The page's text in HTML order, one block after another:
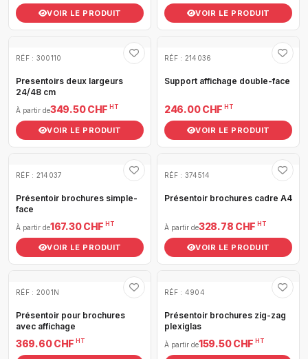
VOIR LE PRODUIT VOIR LE PRODUIT
RÉF : 300110
Presentoirs deux largeurs
24/48 cm
À partir de349.50 CHF HT
VOIR LE PRODUIT
RÉF : 214036
Support affichage double-face
246.00 CHF HT
VOIR LE PRODUIT
RÉF : 214037
Présentoir brochures simple-
face
À partir de167.30 CHF HT
VOIR LE PRODUIT
RÉF : 374514
Présentoir brochures cadre A4
À partir de328.78 CHF HT
VOIR LE PRODUIT
RÉF : 2001N
Présentoir pour brochures
avec affichage
369.60 CHF HT
RÉF : 4904
Présentoir brochures zig-zag
plexiglas
À partir de159.50 CHF HT